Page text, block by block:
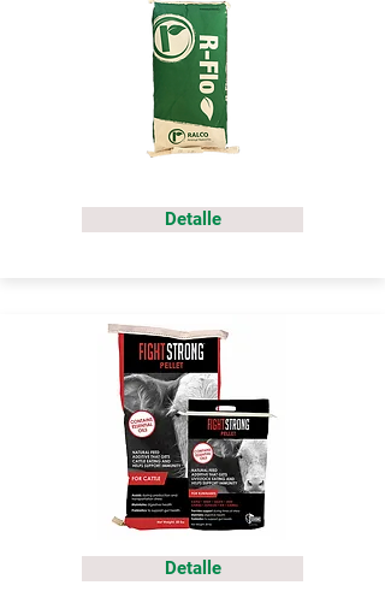
Detalle
Detalle